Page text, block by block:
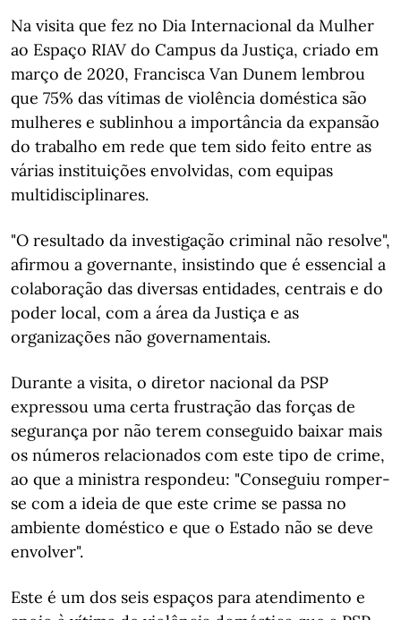
Na visita que fez no Dia Internacional da Mulher
ao Espaço RIAV do Campus da Justiça, criado em
março de 2020, Francisca Van Dunem lembrou
que 75% das vítimas de violência doméstica são
mulheres e sublinhou a importância da expansão
do trabalho em rede que tem sido feito entre as
várias instituições envolvidas, com equipas
multidisciplinares.
"O resultado da investigação criminal não resolve",
afirmou a governante, insistindo que é essencial a
colaboração das diversas entidades, centrais e do
poder local, com a área da Justiça e as
organizações não governamentais.
Durante a visita, o diretor nacional da PSP
expressou uma certa frustração das forças de
segurança por não terem conseguido baixar mais
os números relacionados com este tipo de crime,
ao que a ministra respondeu: "Conseguiu romper-
se com a ideia de que este crime se passa no
ambiente doméstico e que o Estado não se deve
envolver".
Este é um dos seis espaços para atendimento e